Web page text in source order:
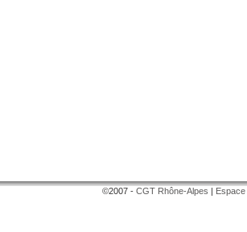
©2007 - CGT Rhône-Alpes |